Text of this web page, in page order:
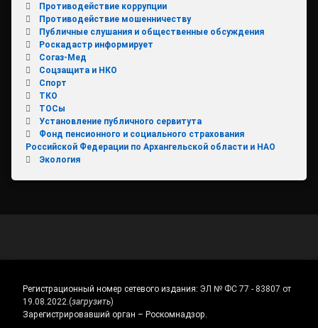
Противодействие коррупции
Противодействие мошенничеству
Публичные слушания и общественные обсуждения
Роскадастр информирует
Согаз-Мед
Соцзащита и НКО
Спорт
ТКО
ТОСы
Установление публичного сервитута
Фонд пенсионного и социального страхования
Российской Федерации по Архангельской области и НАО
Экология
Регистрационный номер сетевого издания: ЭЛ № ФС 77 - 83807 от
19.08.2022.(загрузить)
Зарегистрировавший орган – Роскомнадзор.